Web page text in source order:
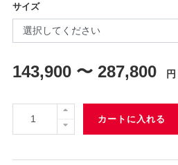
サイズ
143,900 〜 287,800 円
カートに入れる